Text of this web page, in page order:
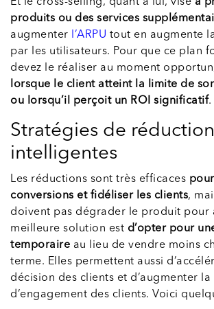
Et le cross-selling, quant à lui, vise à
produits ou des services
augmenter l’ARPU tout en augmente
par les utilisateurs. Pour que ce plan
devez le réaliser au moment
lorsque le client atteint la limite de
ou lorsqu’il perçoit un ROI significatif.
Stratégies de réduction
intelligentes
Les réductions sont très efficaces
conversions et fidéliser les clients,
doivent pas dégrader le produit pour
meilleure solution est d’opter pour
temporaire au lieu de vendre moins
terme. Elles permettent aussi
décision des clients et d’augmenter la
d’engagement des clients. Voici